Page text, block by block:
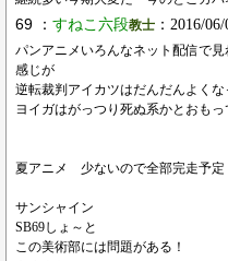
69 ： すねこ六段教士 ：2016/
パンアニメいろんなネット配信で
感じが
逆転裁判アイカツはだんだんよく
ヨイガはがっつり死ぬ系かとおも
夏アニメ 少ないので全部完走予
サンシャイン
SB69しょ～と
この美術部には問題がある！